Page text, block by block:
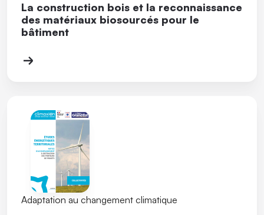
La construction bois et la reconnaissance
des matériaux biosourcés pour le
bâtiment
Adaptation au changement climatique